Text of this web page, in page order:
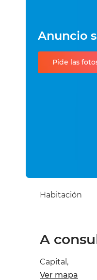
Anuncio
Pide las
Habitación
A
Capital,
Ver mapa